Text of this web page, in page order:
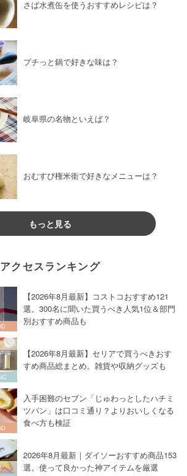
さば水煮缶を使うおすすめレシピは？
プチっと鍋で好きな味は？
岐阜県の名物といえば？
おむすび権米衛で好きなメニューは？
もっと見る
アクセスランキング
【2026年8月最新】コストコおすすめ121
選。300名に聞いた買うべき人気1位＆部門
別おすすめ商品も
【2026年8月最新】セリアで買うべきおす
すめ商品総まとめ。雑貨や収納グッズも
入手困難のセブン「じゅわっとしたハチミ
ツパン」は口コミ通り？よりおいしくなる
食べ方も検証
2026年8月最新｜ダイソーおすすめ商品153
選。使って良かった神アイテムを厳選